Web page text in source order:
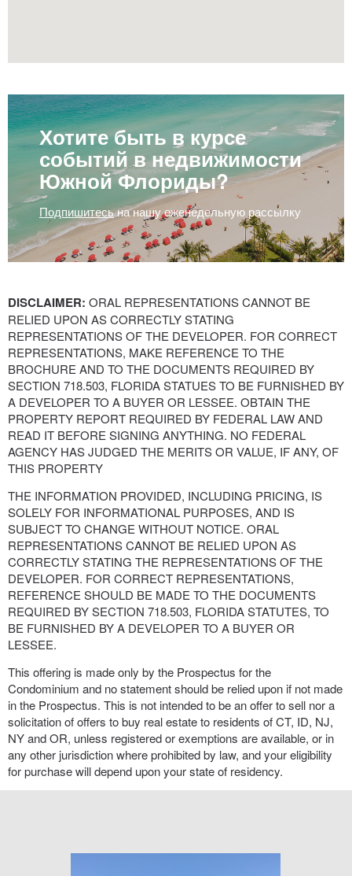
Хотите быть в курсе
событий в недвижимости
Южной Флориды?
Подпишитесьна нашу еженедельную рассылку
DISCLAIMER: ORAL REPRESENTATIONS CANNOT BE
RELIED UPON AS CORRECTLY STATING
REPRESENTATIONS OF THE DEVELOPER. FOR CORRECT
REPRESENTATIONS, MAKE REFERENCE TO THE
BROCHURE AND TO THE DOCUMENTS REQUIRED BY
SECTION 718.503, FLORIDA STATUES TO BE FURNISHED BY
A DEVELOPER TO A BUYER OR LESSEE. OBTAIN THE
PROPERTY REPORT REQUIRED BY FEDERAL LAW AND
READ IT BEFORE SIGNING ANYTHING. NO FEDERAL
AGENCY HAS JUDGED THE MERITS OR VALUE, IF ANY, OF
THIS PROPERTY
THE INFORMATION PROVIDED, INCLUDING PRICING, IS
SOLELY FOR INFORMATIONAL PURPOSES, AND IS
SUBJECT TO CHANGE WITHOUT NOTICE. ORAL
REPRESENTATIONS CANNOT BE RELIED UPON AS
CORRECTLY STATING THE REPRESENTATIONS OF THE
DEVELOPER. FOR CORRECT REPRESENTATIONS,
REFERENCE SHOULD BE MADE TO THE DOCUMENTS
REQUIRED BY SECTION 718.503, FLORIDA STATUTES, TO
BE FURNISHED BY A DEVELOPER TO A BUYER OR
LESSEE.
This offering is made only by the Prospectus for the
Condominium and no statement should be relied upon if not made
in the Prospectus. This is not intended to be an offer to sell nor a
solicitation of offers to buy real estate to residents of CT, ID, NJ,
NY and OR, unless registered or exemptions are available, or in
any other jurisdiction where prohibited by law, and your eligibility
for purchase will depend upon your state of residency.